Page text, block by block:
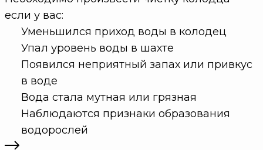
если у вас:
Уменьшился приход воды в колодец
Упал уровень воды в шахте
Появился неприятный запах или привкус
в воде
Вода стала мутная или грязная
Наблюдаются признаки образования
водорослей